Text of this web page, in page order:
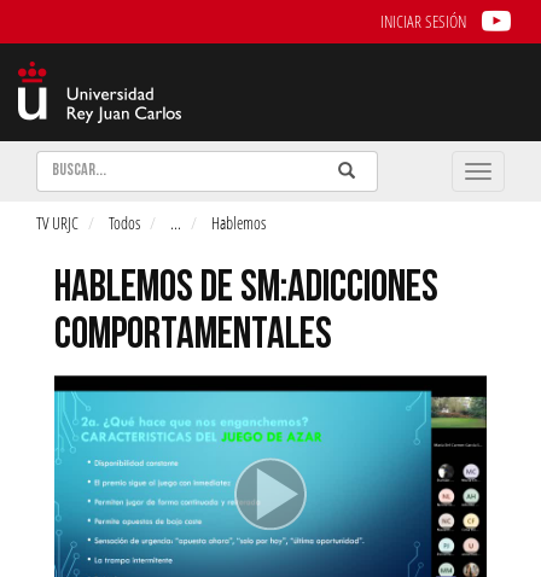
INICIAR SESIÓN
Buscar Enviar
Buscar
Toggle
TV URJC Todos ... Hablemos
HABLEMOS DE SM:ADICCIONES
COMPORTAMENTALES